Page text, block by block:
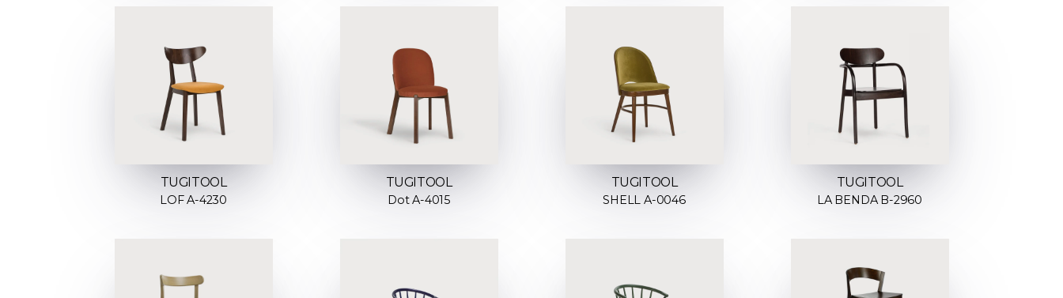
TUGITOOL
LOF A-4230
TUGITOOL
Dot A-4015
TUGITOOL
SHELL A-0046
TUGITOOL
LA BENDA B-2960